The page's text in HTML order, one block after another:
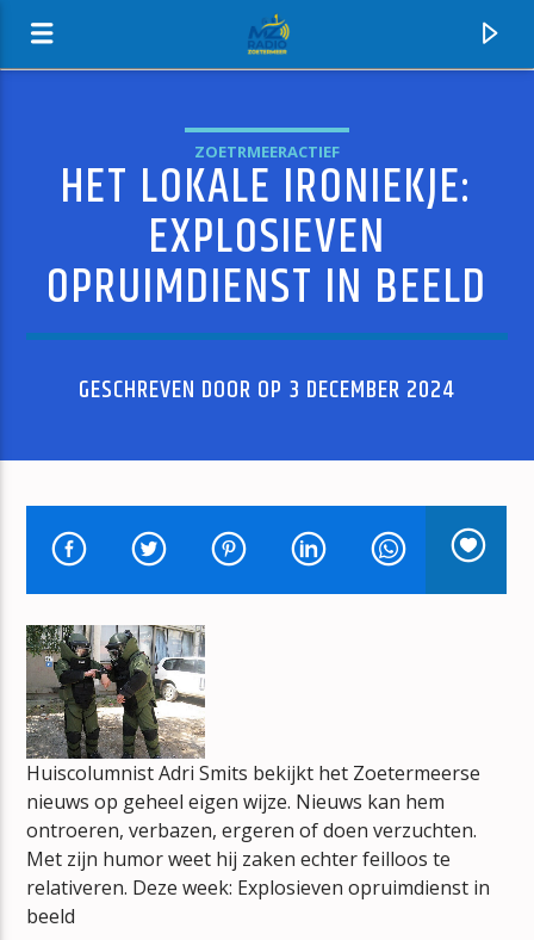
MZ-RADIO
HUIDIG NUMMER
FALL IN LOVE WITH ME
EARTH, WIND & FIRE
mz-radio
ZOETRMEERACTIEF
HET LOKALE IRONIEKJE:
EXPLOSIEVEN
OPRUIMDIENST IN BEELD
GESCHREVEN DOOR OP 3 DECEMBER 2024
Huiscolumnist Adri Smits bekijkt het Zoetermeerse
nieuws op geheel eigen wijze. Nieuws kan hem
ontroeren, verbazen, ergeren of doen verzuchten.
Met zijn humor weet hij zaken echter feilloos te
relativeren. Deze week: Explosieven opruimdienst in
beeld